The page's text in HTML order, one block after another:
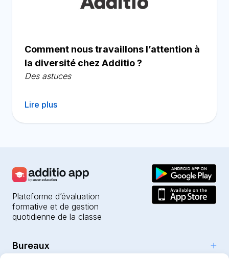
Comment nous travaillons l’attention à
la diversité chez Additio ?
Des astuces
Lire plus
Plateforme d’évaluation
formative et de gestion
quotidienne de la classe
Bureaux